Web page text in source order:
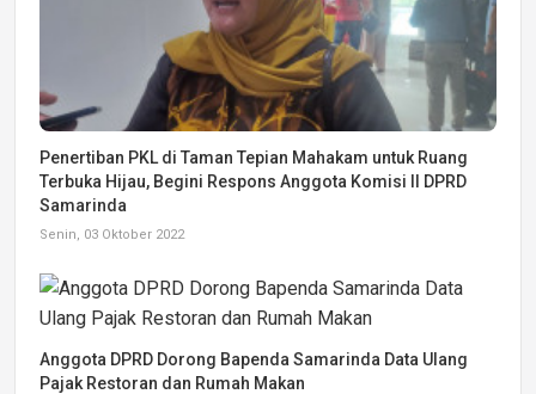
Penertiban PKL di Taman Tepian Mahakam untuk Ruang
Terbuka Hijau, Begini Respons Anggota Komisi II DPRD
Samarinda
Senin, 03 Oktober 2022
Anggota DPRD Dorong Bapenda Samarinda Data Ulang
Pajak Restoran dan Rumah Makan